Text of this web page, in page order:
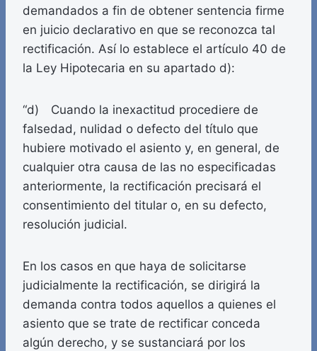
demandados a fin de obtener sentencia firme
en juicio declarativo en que se reconozca tal
rectificación. Así lo establece el artículo 40 de
la Ley Hipotecaria en su apartado d):
“d) Cuando la inexactitud procediere de
falsedad, nulidad o defecto del título que
hubiere motivado el asiento y, en general, de
cualquier otra causa de las no especificadas
anteriormente, la rectificación precisará el
consentimiento del titular o, en su defecto,
resolución judicial.
En los casos en que haya de solicitarse
judicialmente la rectificación, se dirigirá la
demanda contra todos aquellos a quienes el
asiento que se trate de rectificar conceda
algún derecho, y se sustanciará por los